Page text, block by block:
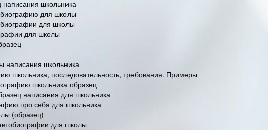
школьника
для школы
для школы
для школы
написания школьника
школьника, последовательность, требования. Примеры
школьника образец
написания для школьника
про себя для школьника
(образец)
для школы